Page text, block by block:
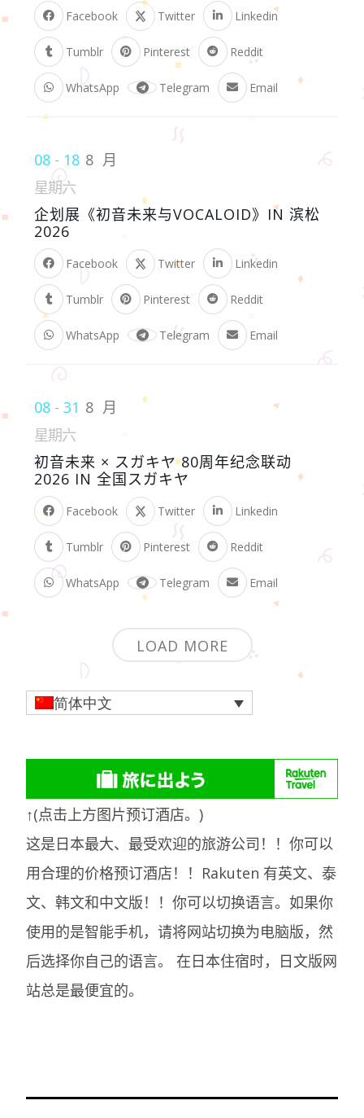
Facebook Twitter Linkedin
Tumblr Pinterest Reddit
WhatsApp Telegram Email
08 - 18 8 月
星期六
企划展《初音未来与VOCALOID》IN 滨松
2026
Facebook Twitter Linkedin
Tumblr Pinterest Reddit
WhatsApp Telegram Email
08 - 31 8 月
星期六
初音未来 × スガキヤ 80周年纪念联动
2026 IN 全国スガキヤ
Facebook Twitter Linkedin
Tumblr Pinterest Reddit
WhatsApp Telegram Email
LOAD MORE
简体中文
↑(点击上方图片预订酒店。)
这是日本最大、最受欢迎的旅游公司！！你可以
用合理的价格预订酒店！！Rakuten 有英文、泰
文、韩文和中文版！！你可以切换语言。如果你
使用的是智能手机，请将网站切换为电脑版，然
后选择你自己的语言。在日本住宿时，日文版网
站总是最便宜的。